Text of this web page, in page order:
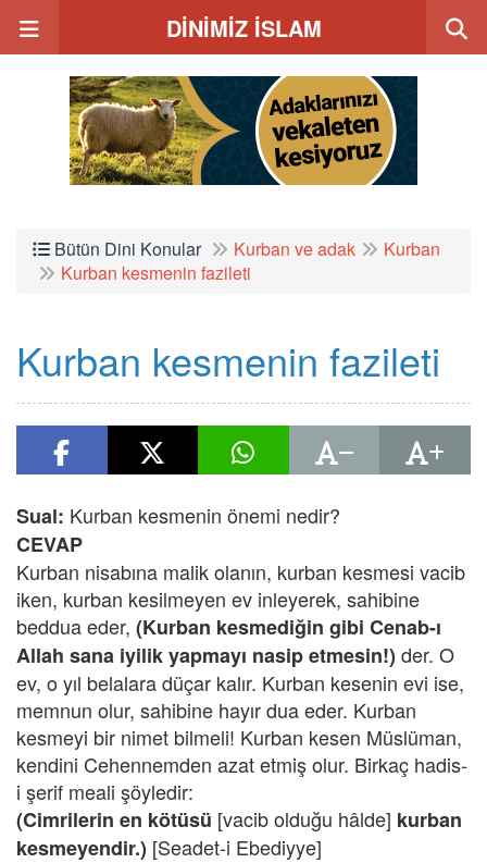
DİNİMİZ İSLAM
Bütün Dini Konular Kurban ve adak
Kurban
Kurban kesmenin fazileti
Kurban kesmenin fazileti
Sual: Kurban kesmenin önemi nedir?
CEVAP
Kurban nisabına malik olanın, kurban kesmesi vacib
iken, kurban kesilmeyen ev inleyerek, sahibine
beddua eder, (Kurban kesmediğin gibi Cenab-ı
Allah sana iyilik yapmayı nasip etmesin!) der. O
ev, o yıl belalara düçar kalır. Kurban kesenin evi ise,
memnun olur, sahibine hayır dua eder. Kurban
kesmeyi bir nimet bilmeli! Kurban kesen Müslüman,
kendini Cehennemden azat etmiş olur. Birkaç hadis-
i şerif meali şöyledir:
(Cimrilerin en kötüsü [vacib olduğu hâlde] kurban
kesmeyendir.) [Seadet-i Ebediyye]